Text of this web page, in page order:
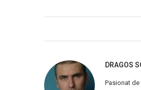
DRAGOS
Pasionat